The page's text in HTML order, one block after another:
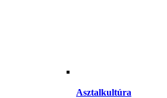
Asztalkultúra